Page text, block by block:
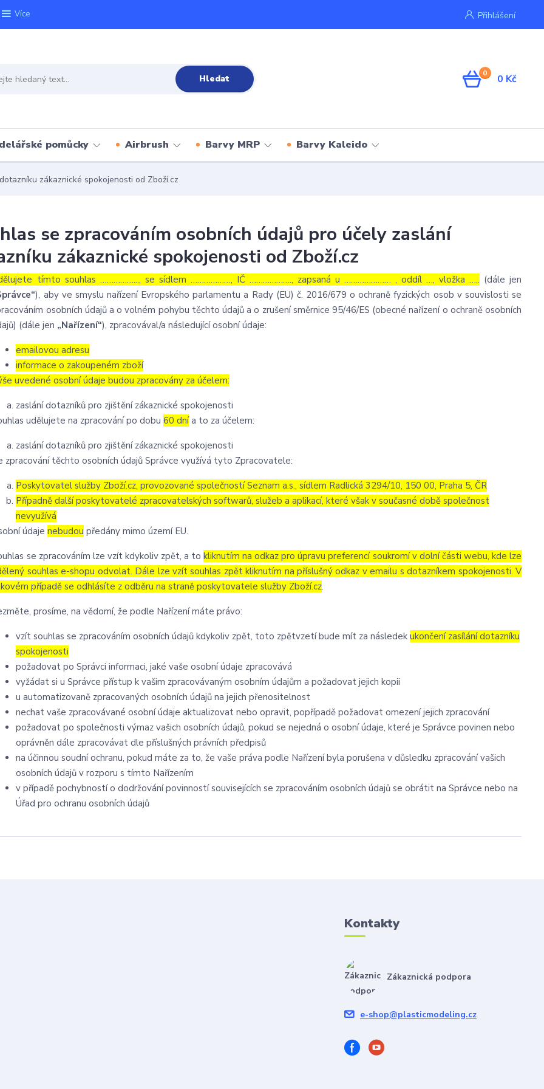
Více Přihlášení
Hledat 0 0 Kč
pomůcky Airbrush Barvy MRP Barvy Kaleido
zákaznické spokojenosti od Zboží.cz
se zpracováním osobních údajů pro účely zaslání
zákaznické spokojenosti od Zboží.cz
tímto souhlas ……………..., se sídlem ………………, IČ ………………., zapsaná u ………………… , oddíl …, vložka ….. (dále jen
), aby ve smyslu nařízení Evropského parlamentu a Rady (EU) č. 2016/679 o ochraně fyzických osob v souvislosti se
osobních údajů a o volném pohybu těchto údajů a o zrušení směrnice 95/46/ES (obecné nařízení o ochraně osobních
(dále jen „Nařízení“), zpracovával/a následující osobní údaje:
emailovou adresu
informace o zakoupeném zboží
uvedené osobní údaje budou zpracovány za účelem:
zaslání dotazníků pro zjištění zákaznické spokojenosti
udělujete na zpracování po dobu60 dnía to za účelem:
zaslání dotazníků pro zjištění zákaznické spokojenosti
zpracování těchto osobních údajů Správce využívá tyto Zpracovatele:
Poskytovatel služby Zboží.cz, provozované společností Seznam a.s., sídlem Radlická 3294/10, 150 00, Praha 5, ČR
Případně další poskytovatelé zpracovatelských softwarů, služeb a aplikací, které však v současné době společnost
nevyužívá
údajenebudou předány mimo území EU.
se zpracováním lze vzít kdykoliv zpět, a tokliknutím na odkaz pro úpravu preferencí soukromí v dolní části webu, kde lze
souhlas e-shopu odvolat. Dále lze vzít souhlas zpět kliknutím na příslušný odkaz v emailu s dotazníkem spokojenosti. V
případě se odhlásíte z odběru na straně poskytovatele služby Zboží.cz.
prosíme, na vědomí, že podle Nařízení máte právo:
vzít souhlas se zpracováním osobních údajů kdykoliv zpět, toto zpětvzetí bude mít za následekukončení zasílání dotazníku
spokojenosti
požadovat po Správci informaci, jaké vaše osobní údaje zpracovává
vyžádat si u Správce přístup k vašim zpracovávaným osobním údajům a požadovat jejich kopii
u automatizovaně zpracovaných osobních údajů na jejich přenositelnost
nechat vaše zpracovávané osobní údaje aktualizovat nebo opravit, popřípadě požadovat omezení jejich zpracování
požadovat po společnosti výmaz vašich osobních údajů, pokud se nejedná o osobní údaje, které je Správce povinen nebo
oprávněn dále zpracovávat dle příslušných právních předpisů
na účinnou soudní ochranu, pokud máte za to, že vaše práva podle Nařízení byla porušena v důsledku zpracování vašich
osobních údajů v rozporu s tímto Nařízením
v případě pochybností o dodržování povinností souvisejících se zpracováním osobních údajů se obrátit na Správce nebo na
Úřad pro ochranu osobních údajů
Kontakty
Zákaznická podpora
e-shop@plasticmodeling.cz